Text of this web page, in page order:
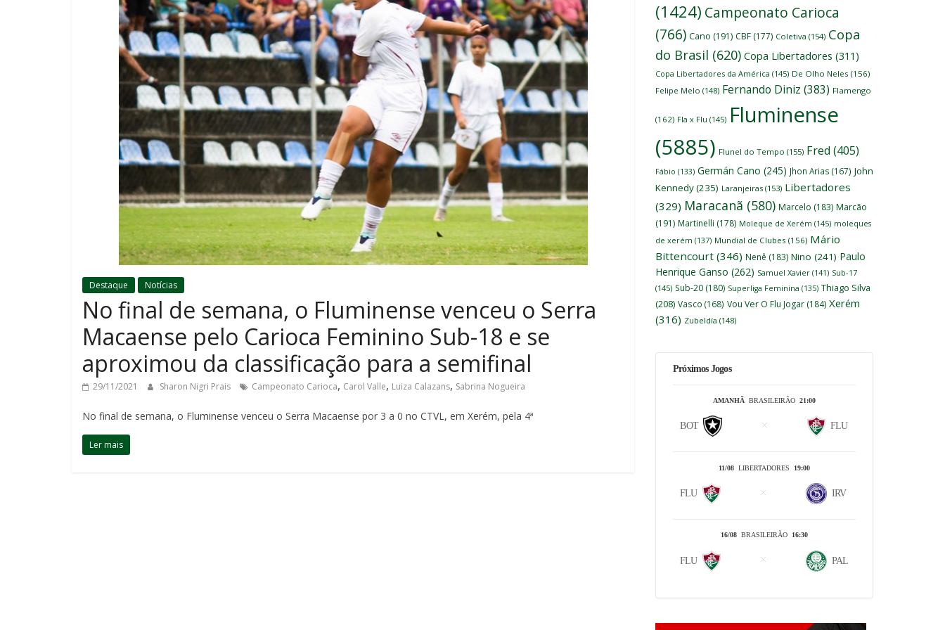
Destaque Notícias
No final de semana, o Fluminense venceu o Serra
Macaense pelo Carioca Feminino Sub-18 e se
aproximou da classificação para a semifinal
29/11/2021 Sharon Nigri Prais Campeonato Carioca, Carol Valle, Luiza Calazans, Sabrina Nogueira
No final de semana, o Fluminense venceu o Serra Macaense por 3 a 0 no CTVL, em Xerém, pela 4ª
Ler mais
(1424) Campeonato Carioca
(766) Cano (191) CBF (177) Coletiva (154) Copa
do Brasil (620) Copa Libertadores (311)
Copa Libertadores da América (145) De Olho Neles (156)
Felipe Melo (148) Fernando Diniz (383) Flamengo
(162) Fla x Flu (145) Fluminense
(5885) Flunel do Tempo (155) Fred (405)
Fábio (133) Germán Cano (245) Jhon Arias (167) John
Kennedy(235) Laranjeiras (153) Libertadores
(329) Maracanã (580) Marcelo (183) Marcão
(191) Martinelli (178) Moleque de Xerém (145) moleques
de xerém (137) Mundial de Clubes (156) Mário
Bittencourt (346) Nenê (183) Nino (241) Paulo
Henrique Ganso (262) Samuel Xavier (141) Sub-17
(145) Sub-20 (180) Superliga Feminina (135) Thiago Silva
(208) Vasco (168) Vou Ver O Flu Jogar (184) Xerém
(316) Zubeldía (148)
Próximos Jogos
AMANHÃ BRASILEIRÃO 21:00
BOT FLU
11/08 LIBERTADORES 19:00
FLU IRV
16/08 BRASILEIRÃO 16:30
FLU PAL